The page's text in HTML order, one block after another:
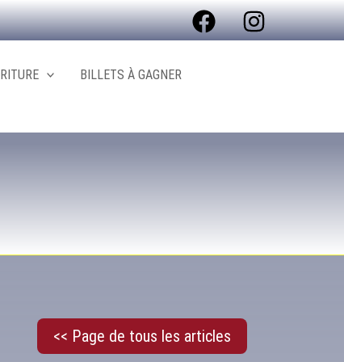
BILLETS À GAGNER
<< Page de tous les articles
R
c